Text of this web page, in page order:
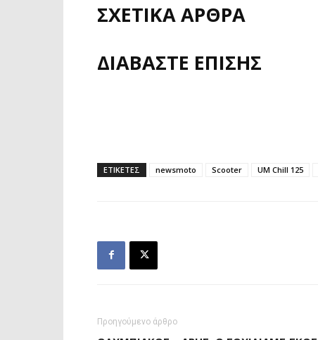
ΣΧΕΤΙΚΑ ΑΡΘΡΑ
ΔΙΑΒΑΣΤΕ ΕΠΙΣΗΣ
ΕΤΙΚΕΤΕΣ newsmoto Scooter UM Chill 125
Προηγούμενο άρθρο